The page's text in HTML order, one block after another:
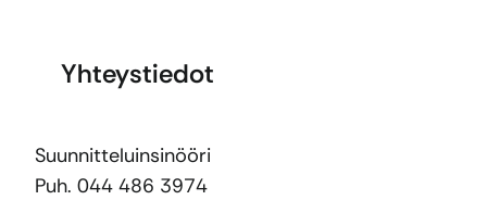
Yhteystiedot
Suunnitteluinsinööri
Puh. 044 486 3974